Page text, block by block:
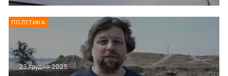
23 грудня 2025
ПОЛІТИКА